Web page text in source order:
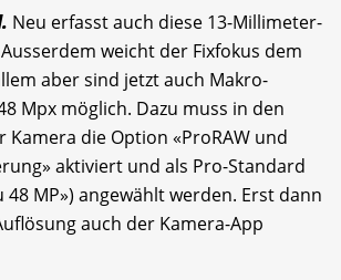
Neu erfasst auch diese 13-Millimeter-
weicht der Fixfokus dem
aber sind jetzt auch Makro-
Mpx möglich. Dazu muss in den
Kamera die Option «ProRAW und
aktiviert und als Pro-Standard
48 MP») angewählt werden. Erst dann
auch der Kamera-App